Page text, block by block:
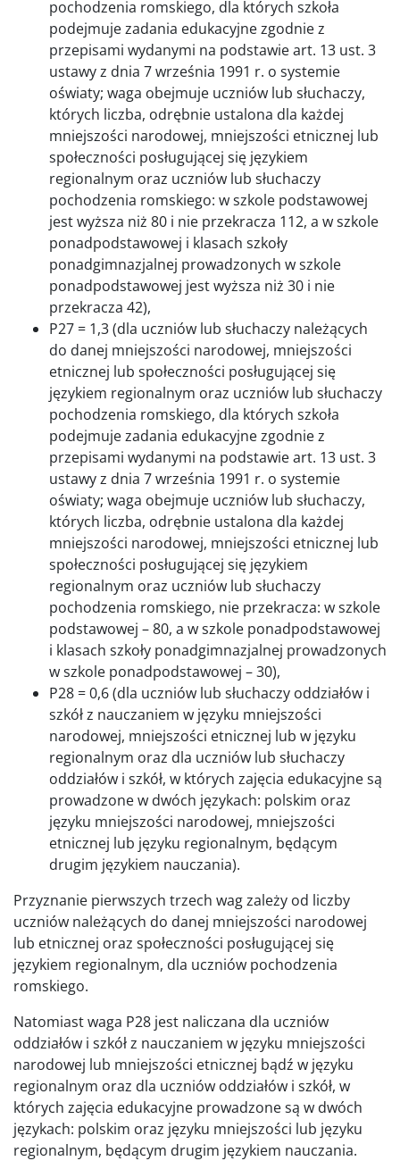
pochodzenia romskiego, dla których szkoła
podejmuje zadania edukacyjne zgodnie z
przepisami wydanymi na podstawie art. 13 ust. 3
ustawy z dnia 7 września 1991 r. o systemie
oświaty; waga obejmuje uczniów lub słuchaczy,
których liczba, odrębnie ustalona dla każdej
mniejszości narodowej, mniejszości etnicznej lub
społeczności posługującej się językiem
regionalnym oraz uczniów lub słuchaczy
pochodzenia romskiego: w szkole podstawowej
jest wyższa niż 80 i nie przekracza 112, a w szkole
ponadpodstawowej i klasach szkoły
ponadgimnazjalnej prowadzonych w szkole
ponadpodstawowej jest wyższa niż 30 i nie
przekracza 42),
P27 = 1,3 (dla uczniów lub słuchaczy należących
do danej mniejszości narodowej, mniejszości
etnicznej lub społeczności posługującej się
językiem regionalnym oraz uczniów lub słuchaczy
pochodzenia romskiego, dla których szkoła
podejmuje zadania edukacyjne zgodnie z
przepisami wydanymi na podstawie art. 13 ust. 3
ustawy z dnia 7 września 1991 r. o systemie
oświaty; waga obejmuje uczniów lub słuchaczy,
których liczba, odrębnie ustalona dla każdej
mniejszości narodowej, mniejszości etnicznej lub
społeczności posługującej się językiem
regionalnym oraz uczniów lub słuchaczy
pochodzenia romskiego, nie przekracza: w szkole
podstawowej – 80, a w szkole ponadpodstawowej
i klasach szkoły ponadgimnazjalnej prowadzonych
w szkole ponadpodstawowej – 30),
P28 = 0,6 (dla uczniów lub słuchaczy oddziałów i
szkół z nauczaniem w języku mniejszości
narodowej, mniejszości etnicznej lub w języku
regionalnym oraz dla uczniów lub słuchaczy
oddziałów i szkół, w których zajęcia edukacyjne są
prowadzone w dwóch językach: polskim oraz
języku mniejszości narodowej, mniejszości
etnicznej lub języku regionalnym, będącym
drugim językiem nauczania).
Przyznanie pierwszych trzech wag zależy od liczby
uczniów należących do danej mniejszości narodowej
lub etnicznej oraz społeczności posługującej się
językiem regionalnym, dla uczniów pochodzenia
romskiego.
Natomiast waga P28 jest naliczana dla uczniów
oddziałów i szkół z nauczaniem w języku mniejszości
narodowej lub mniejszości etnicznej bądź w języku
regionalnym oraz dla uczniów oddziałów i szkół, w
których zajęcia edukacyjne prowadzone są w dwóch
językach: polskim oraz języku mniejszości lub języku
regionalnym, będącym drugim językiem nauczania.